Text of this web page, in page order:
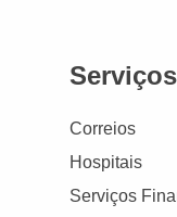
Serviços
Correios
Hospitais
Serviços